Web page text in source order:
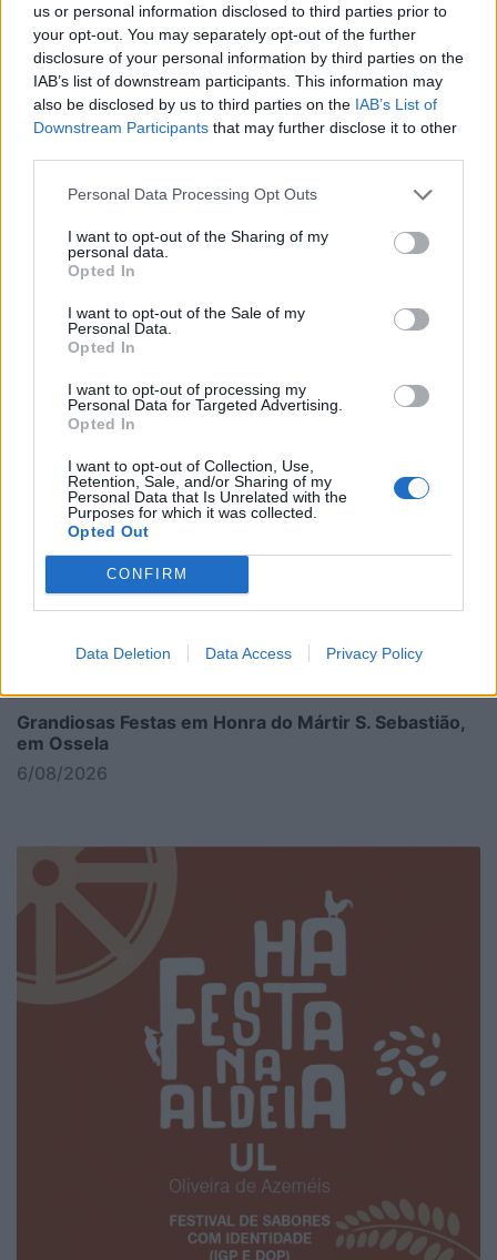
us or personal information disclosed to third parties prior to
your opt-out. You may separately opt-out of the further
disclosure of your personal information by third parties on the
IAB’s list of downstream participants. This information may
also be disclosed by us to third parties on the IAB’s List of
Downstream Participants that may further disclose it to other
Personal Data Processing Opt Outs
I want to opt-out of the Sharing of my
personal data.
Opted In
I want to opt-out of the Sale of my
Personal Data.
Opted In
I want to opt-out of processing my
Personal Data for Targeted Advertising.
Opted In
I want to opt-out of Collection, Use,
Retention, Sale, and/or Sharing of my
Personal Data that Is Unrelated with the
Purposes for which it was collected.
Opted Out
CONFIRM
Data Deletion Data Access Privacy Policy
Grandiosas Festas em Honra do Mártir S. Sebastião,
em Ossela
6/08/2026